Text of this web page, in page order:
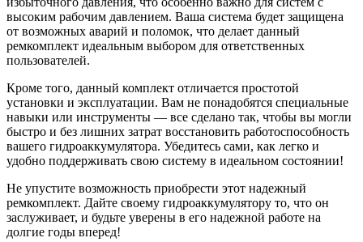
высоким рабочим давлением. Ваша система будет защищена
от возможных аварий и поломок, что делает данный
ремкомплект идеальным выбором для ответственных
пользователей.
Кроме того, данный комплект отличается простотой
установки и эксплуатации. Вам не понадобятся специальные
навыки или инструменты — все сделано так, чтобы вы могли
быстро и без лишних затрат восстановить работоспособность
вашего гидроаккумулятора. Убедитесь сами, как легко и
удобно поддерживать свою систему в идеальном состоянии!
Не упустите возможность приобрести этот надежный
ремкомплект. Дайте своему гидроаккумулятору то, что он
заслуживает, и будьте уверены в его надежной работе на
долгие годы вперед!